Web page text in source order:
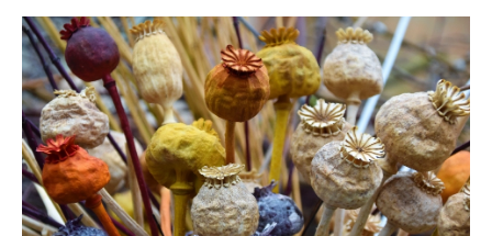
Kert és terasz
HÍRLEVÉL